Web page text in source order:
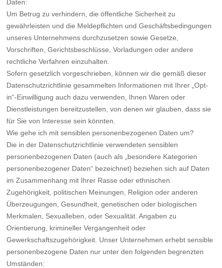
Daten:
Um Betrug zu verhindern, die öffentliche Sicherheit zu
gewährleisten und die Meldepflichten und Geschäftsbedingungen
unseres Unternehmens durchzusetzen sowie Gesetze,
Vorschriften, Gerichtsbeschlüsse, Vorladungen oder andere
rechtliche Verfahren einzuhalten.
Sofern gesetzlich vorgeschrieben, können wir die gemäß dieser
Datenschutzrichtlinie gesammelten Informationen mit Ihrer „Opt-
in“-Einwilligung auch dazu verwenden, Ihnen Waren oder
Dienstleistungen bereitzustellen, von denen wir glauben, dass sie
für Sie von Interesse sein könnten.
Wie gehe ich mit sensiblen personenbezogenen Daten um?
Die in der Datenschutzrichtlinie verwendeten sensiblen
personenbezogenen Daten (auch als „besondere Kategorien
personenbezogener Daten“ bezeichnet) beziehen sich auf Daten
im Zusammenhang mit Ihrer Rasse oder ethnischen
Zugehörigkeit, politischen Meinungen, Religion oder anderen
Überzeugungen, Gesundheit, genetischen oder biologischen
Merkmalen, Sexualleben, oder Sexualität. Angaben zu
Orientierung, krimineller Vergangenheit oder
Gewerkschaftszugehörigkeit. Unser Unternehmen erhebt sensible
personenbezogene Daten nur unter den folgenden begrenzten
Umständen: